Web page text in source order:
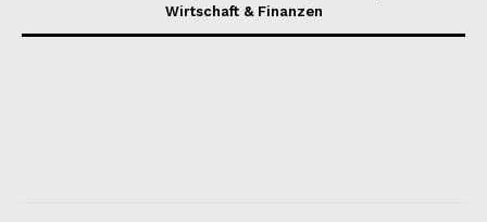
Wirtschaft & Finanzen